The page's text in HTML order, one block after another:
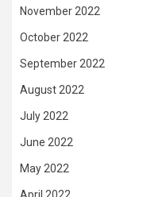
November 2022
October 2022
September 2022
August 2022
July 2022
June 2022
May 2022